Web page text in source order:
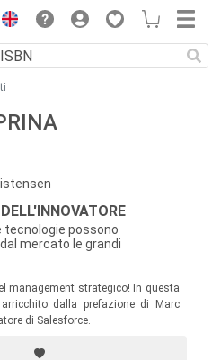
tecnologie possono
mercato le grandi
management strategico! In questa
dalla prefazione di Marc
di Salesforce.